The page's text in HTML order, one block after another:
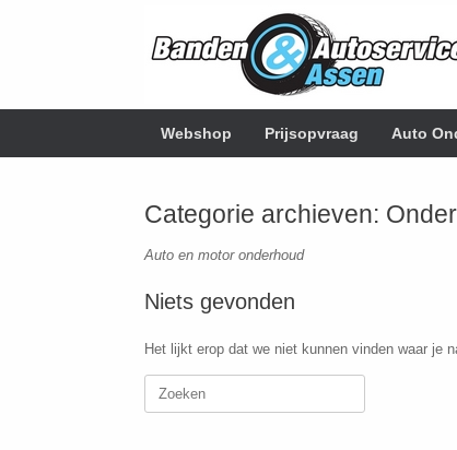
Webshop Prijsopvraag Auto
Categorie archieven:
Auto en motor onderhoud
Niets gevonden
Het lijkt erop dat we niet kunnen vinden waar je